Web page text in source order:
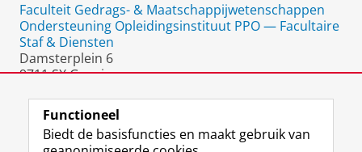
Faculteit Gedrags- & Maatschappijwetenschappen
Ondersteuning Opleidingsinstituut PPO — Facultaire
Staf & Diensten
Damsterplein 6
9711 SX Groningen
Functioneel
Biedt de basisfuncties en maakt gebruik van